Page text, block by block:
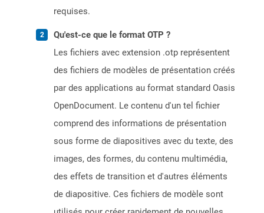
requises.
Qu'est-ce que le format OTP ?
Les fichiers avec extension .otp représentent
des fichiers de modèles de présentation créés
par des applications au format standard Oasis
OpenDocument. Le contenu d'un tel fichier
comprend des informations de présentation
sous forme de diapositives avec du texte, des
images, des formes, du contenu multimédia,
des effets de transition et d'autres éléments
de diapositive. Ces fichiers de modèle sont